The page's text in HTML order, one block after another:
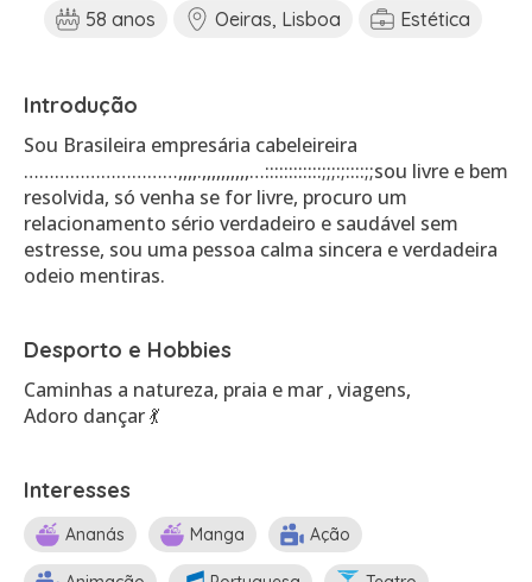
58 anos Oeiras, Lisboa Estética
Introdução
Sou Brasileira empresária cabeleireira
…………………………,,,,.,,,,,,,,,,…::::::::::::;;;:;::::;;sou livre e bem
resolvida, só venha se for livre, procuro um
relacionamento sério verdadeiro e saudável sem
estresse, sou uma pessoa calma sincera e verdadeira
odeio mentiras.
Desporto e Hobbies
Caminhas a natureza, praia e mar , viagens,
Adoro dançar 💃
Interesses
Ananás Manga Ação